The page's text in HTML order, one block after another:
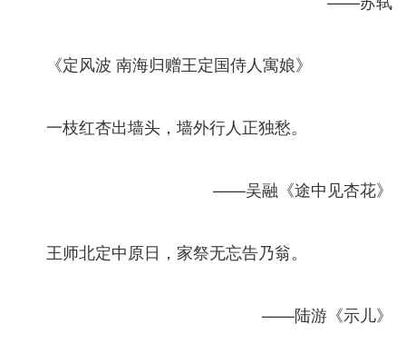
《定风波 南海归赠王定国侍人寓娘》
一枝红杏出墙头，墙外行人正独愁。
——吴融《途中见杏花》
王师北定中原日，家祭无忘告乃翁。
——陆游《示儿》